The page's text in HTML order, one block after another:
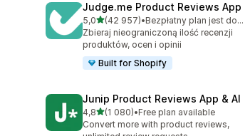
Judge.me Product Reviews App
5,0na 5 gwiazdek
(42 957)
Łączna liczba recenzji: 42957
•
Bezpłatny plan jest dostępny
Zbieraj nieograniczoną ilość recenzji
produktów, ocen i opinii
Built for Shopify
Junip Product Reviews App & AI
4,8na 5 gwiazdek
(1 080)
Łączna liczba recenzji: 1080
•Free plan available
Convert more with product reviews,